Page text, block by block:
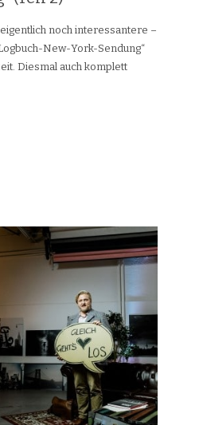
noch interessantere –
New-York-Sendung“
Diesmal auch komplett